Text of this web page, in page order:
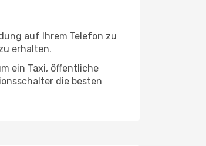
auf Ihrem Telefon zu
erhalten.
ein Taxi, öffentliche
die besten